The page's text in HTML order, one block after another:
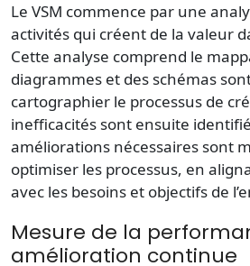
Le VSM commence par une
activités qui créent de la valeur
Cette analyse comprend le
diagrammes et des schémas
cartographier le processus de
inefficacités sont ensuite
améliorations nécessaires sont
optimiser les processus, en
avec les besoins et objectifs de
Mesure de la
amélioration continue